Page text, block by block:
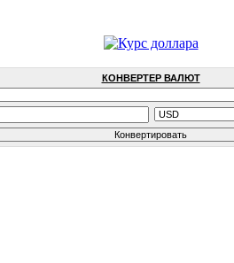
КОНВЕРТЕР ВАЛЮТ